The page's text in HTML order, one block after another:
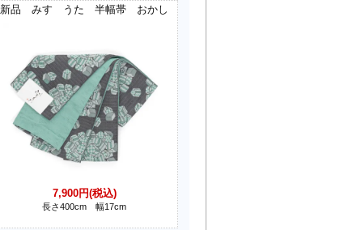
新品 みすゞうた 半幅帯 おかし
7,900円(税込)
長さ400cm 幅17cm